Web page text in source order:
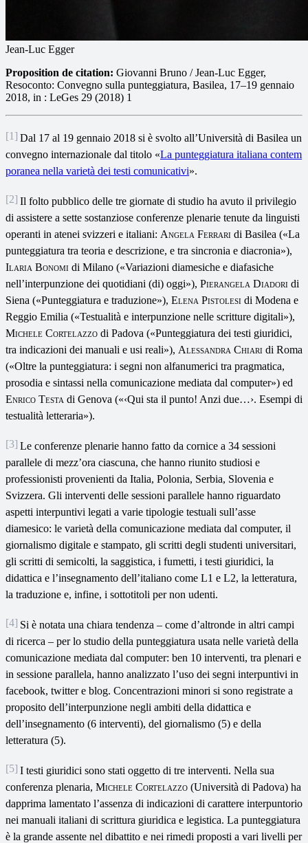
Jean-Luc Egger
Proposition de citation: Giovanni Bruno / Jean-Luc Egger,
Resoconto: Convegno sulla punteggiatura, Basilea, 17–19 gennaio
2018, in : LeGes 29 (2018) 1
[1] Dal 17 al 19 gennaio 2018 si è svolto all’Università di Basilea un
convegno internazionale dal titolo «La punteggiatura italiana contem
poranea nella varietà dei testi comunicativi».
[2] Il folto pubblico delle tre giornate di studio ha avuto il privilegio
di assistere a sette sostanziose conferenze plenarie tenute da linguisti
operanti in atenei svizzeri e italiani: Angela Ferrari di Basilea («La
punteggiatura tra teoria e descrizione, e tra sincronia e diacronia»),
Ilaria Bonomi di Milano («Variazioni diamesiche e diafasiche
nell’interpunzione dei quotidiani (di) oggi»), Pierangela Diadori di
Siena («Punteggiatura e traduzione»), Elena Pistolesi di Modena e
Reggio Emilia («Testualità e interpunzione nelle scritture digitali»),
Michele Cortelazzo di Padova («Punteggiatura dei testi giuridici,
tra indicazioni dei manuali e usi reali»), Alessandra Chiari di Roma
(«Oltre la punteggiatura: i segni non alfanumerici tra pragmatica,
prosodia e sintassi nella comunicazione mediata dal computer») ed
Enrico Testa di Genova («‹Qui sta il punto! Anzi due…›. Esempi di
testualità letteraria»).
[3] Le conferenze plenarie hanno fatto da cornice a 34 sessioni
parallele di mezz’ora ciascuna, che hanno riunito studiosi e
professionisti provenienti da Italia, Polonia, Serbia, Slovenia e
Svizzera. Gli interventi delle sessioni parallele hanno riguardato
aspetti interpuntivi legati a varie tipologie testuali sull’asse
diamesico: le varietà della comunicazione mediata dal computer, il
giornalismo digitale e stampato, gli scritti degli studenti universitari,
gli scritti di semicolti, la saggistica, i fumetti, i testi giuridici, la
didattica e l’insegnamento dell’italiano come L1 e L2, la letteratura,
la traduzione e, infine, i sottotitoli per non udenti.
[4] Si è notata una chiara tendenza – come d’altronde in altri campi
di ricerca – per lo studio della punteggiatura usata nelle varietà della
comunicazione mediata dal computer: ben 10 interventi, tra plenari e
in sessione parallela, hanno analizzato l’uso dei segni interpuntivi in
facebook, twitter e blog. Concentrazioni minori si sono registrate a
proposito dell’interpunzione negli ambiti della didattica e
dell’insegnamento (6 interventi), del giornalismo (5) e della
letteratura (5).
[5] I testi giuridici sono stati oggetto di tre interventi. Nella sua
conferenza plenaria, Michele Cortelazzo (Università di Padova) ha
dapprima lamentato l’assenza di indicazioni di carattere interpuntorio
nei manuali italiani di scrittura giuridica e legistica. La punteggiatura
è la grande assente nel dibattito e nei rimedi proposti a vari livelli per